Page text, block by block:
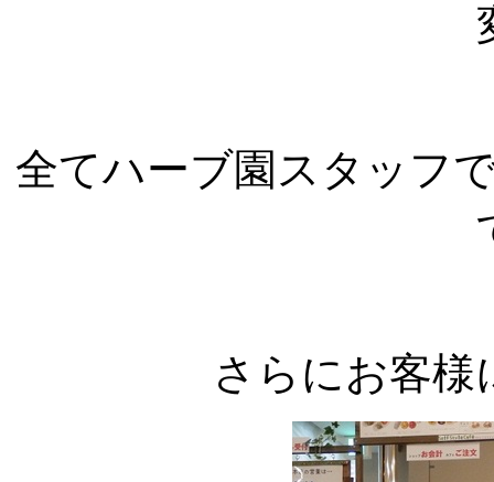
全てハーブ園スタッフ
さらにお客